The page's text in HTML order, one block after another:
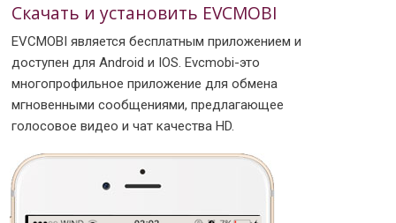
Скачать и установить EVCMOBI
EVCMOBI является бесплатным приложением и
доступен для Android и IOS. Evcmobi-это
многопрофильное приложение для обмена
мгновенными сообщениями, предлагающее
голосовое видео и чат качества HD.